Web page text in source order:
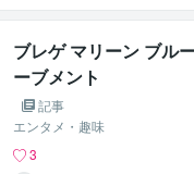
ブレゲ マリーン ブル
ーブメント
記事
エンタメ・趣味
3